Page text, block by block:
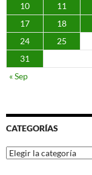
10
11
17
18
24
25
31
« Sep
CATEGORÍAS
Categorías